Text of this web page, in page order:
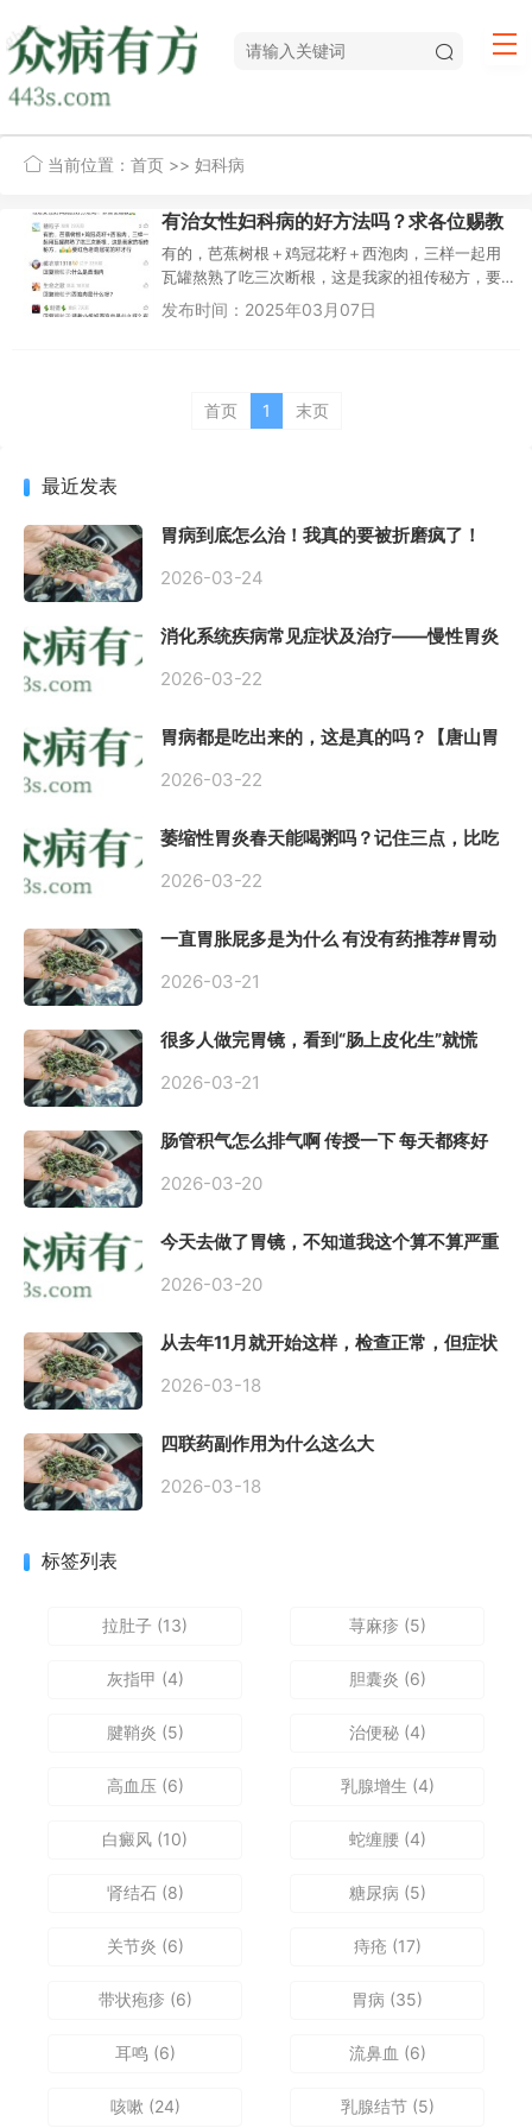
当前位置： 首页 >> 妇科病
有治女性妇科病的好方法吗？求各位赐教
有的，芭蕉树根＋鸡冠花籽＋西泡肉，三样一起用
瓦罐熬熟了吃三次断根，这是我家的祖传秘方，要
红色老鸡冠花的籽才行薰衣草131800 辽宁 22天前
发布时间：2025年03月07日
首页 1 末页
最近发表
胃病到底怎么治！我真的要被折磨疯了！
2026-03-24
消化系统疾病常见症状及治疗——慢性胃炎
2026-03-22
胃病都是吃出来的，这是真的吗？【唐山胃
2026-03-22
萎缩性胃炎春天能喝粥吗？记住三点，比吃
2026-03-22
一直胃胀屁多是为什么 有没有药推荐#胃动
2026-03-21
很多人做完胃镜，看到“肠上皮化生”就慌
到底严不严重？
2026-03-21
肠管积气怎么排气啊 传授一下 每天都疼好
2026-03-20
今天去做了胃镜，不知道我这个算不算严重
2026-03-20
从去年11月就开始这样，检查正常，但症状
是一直有食物发酵气体的难受感，打出来就
2026-03-18
四联药副作用为什么这么大
2026-03-18
标签列表
拉肚子 (13) 荨麻疹 (5)
灰指甲 (4) 胆囊炎 (6)
腱鞘炎 (5) 治便秘(4)
高血压(6) 乳腺增生 (4)
白癜风 (10) 蛇缠腰(4)
肾结石(8) 糖尿病 (5)
关节炎 (6) 痔疮 (17)
带状疱疹 (6) 胃病 (35)
耳鸣(6) 流鼻血 (6)
咳嗽 (24) 乳腺结节(5)